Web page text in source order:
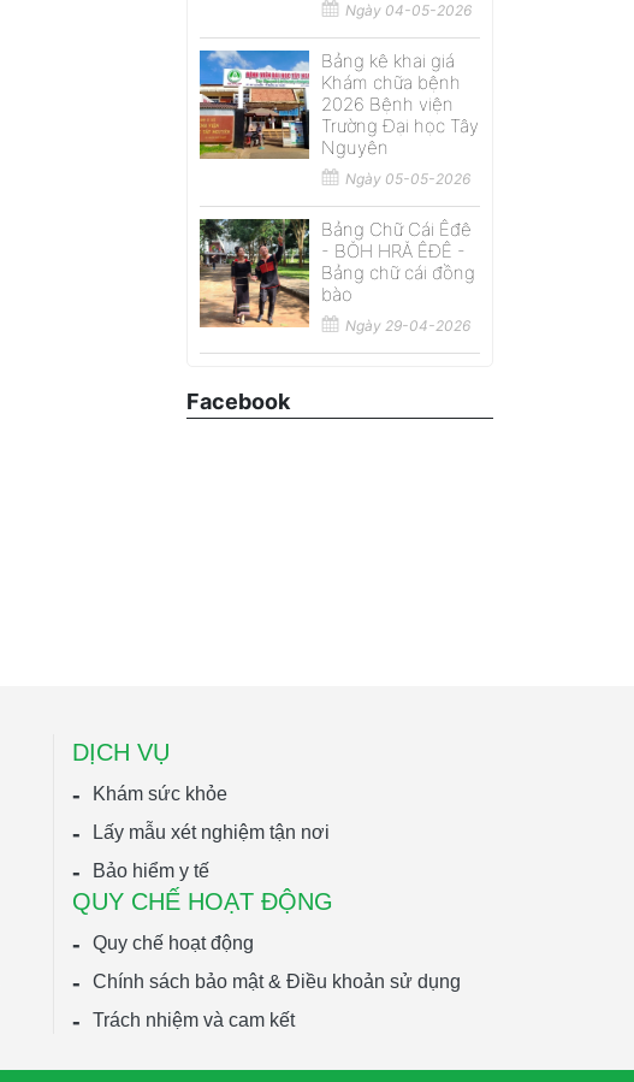
Ngày 04-05-2026
Bảng kê khai giá
Khám chữa bệnh
2026 Bệnh viện
Trường Đại học Tây
Nguyên
Ngày 05-05-2026
Bảng Chữ Cái Êđê
- BŎH HRĂ ÊĐÊ -
Bảng chữ cái đồng
bào
Ngày 29-04-2026
Facebook
DỊCH VỤ
Khám sức khỏe
Lấy mẫu xét nghiệm tận nơi
Bảo hiểm y tế
QUY CHẾ HOẠT ĐỘNG
Quy chế hoạt động
Chính sách bảo mật & Điều khoản sử dụng
Trách nhiệm và cam kết